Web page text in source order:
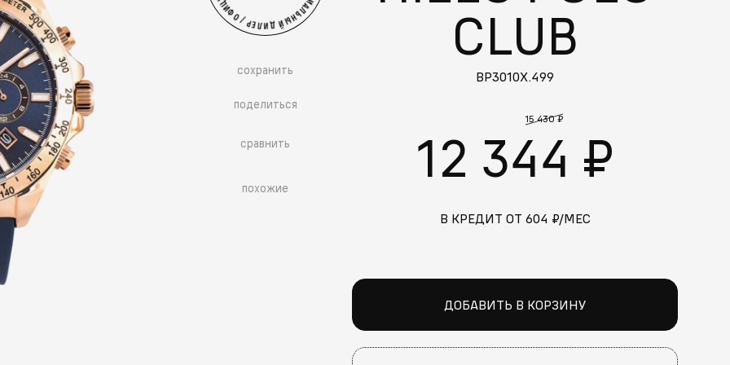
сохранить
поделиться
сравнить
похожие
CLUB
BP3010X.499
15 430 ₽
12 344 ₽
В КРЕДИТ ОТ 604 ₽/МЕС
ДОБАВИТЬ В КОРЗИНУ